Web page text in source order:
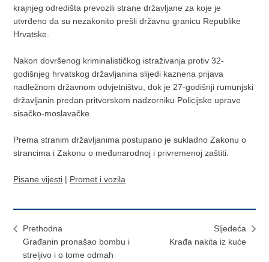
krajnjeg odredišta prevozili strane državljane za koje je
utvrđeno da su nezakonito prešli državnu granicu Republike
Hrvatske.
Nakon dovršenog kriminalističkog istraživanja protiv 32-
godišnjeg hrvatskog državljanina slijedi kaznena prijava
nadležnom državnom odvjetništvu, dok je 27-godišnji rumunjski
državljanin predan pritvorskom nadzorniku Policijske uprave
sisačko-moslavačke.
Prema stranim državljanima postupano je sukladno Zakonu o
strancima i Zakonu o međunarodnoj i privremenoj zaštiti.
Pisane vijesti | Promet i vozila
Prethodna
​Građanin pronašao bombu i
streljivo i o tome odmah
Sljedeća
Krađa nakita iz kuće